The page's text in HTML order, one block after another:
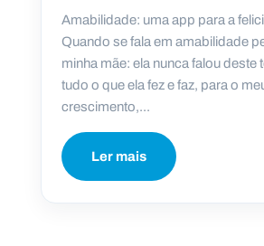
Amabilidade: uma app para a
Quando se fala em amabilidade
minha mãe: ela nunca falou deste
tudo o que ela fez e faz, para o
crescimento,...
Ler mais